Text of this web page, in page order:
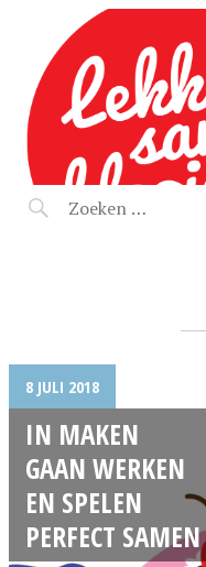
LEKKER
8 JULI 2018
IN MAKEN
GAAN WERKEN
EN SPELEN
PERFECT SAMEN